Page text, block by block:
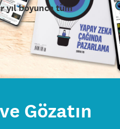
yıl boyunca tüm
Gözatın